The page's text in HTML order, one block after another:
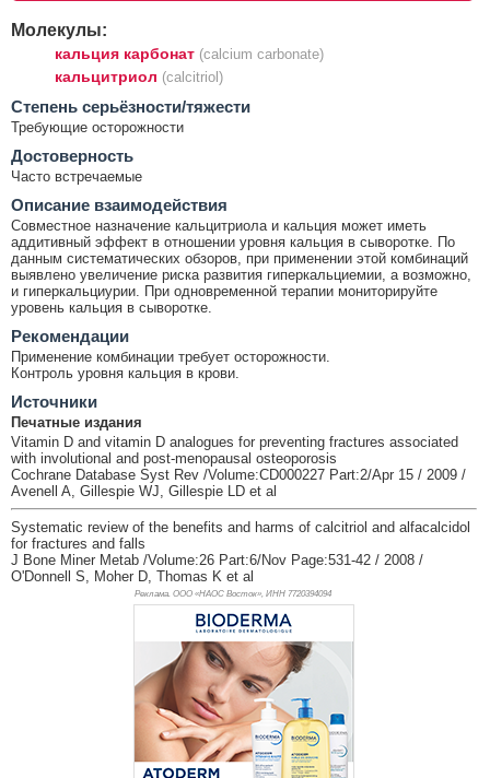
Молекулы:
кальция карбонат (calcium carbonate)
кальцитриол (calcitriol)
Cтепень серьёзности/тяжести
Требующие осторожности
Достоверность
Часто встречаемые
Описание взаимодействия
Совместное назначение кальцитриола и кальция может иметь
аддитивный эффект в отношении уровня кальция в сыворотке. По
данным систематических обзоров, при применении этой комбинаций
выявлено увеличение риска развития гиперкальциемии, а возможно,
и гиперкальциурии. При одновременной терапии мониторируйте
уровень кальция в сыворотке.
Рекомендации
Применение комбинации требует осторожности.
Контроль уровня кальция в крови.
Источники
Печатные издания
Vitamin D and vitamin D analogues for preventing fractures associated
with involutional and post-menopausal osteoporosis
Cochrane Database Syst Rev /Volume:CD000227 Part:2/Apr 15 / 2009 /
Avenell A, Gillespie WJ, Gillespie LD et al
Systematic review of the benefits and harms of calcitriol and alfacalcidol
for fractures and falls
J Bone Miner Metab /Volume:26 Part:6/Nov Page:531-42 / 2008 /
O'Donnell S, Moher D, Thomas K et al
Реклама. ООО «НАОС Восток», ИНН 7720394094